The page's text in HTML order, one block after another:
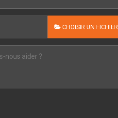
CHOISIR UN FICHIER